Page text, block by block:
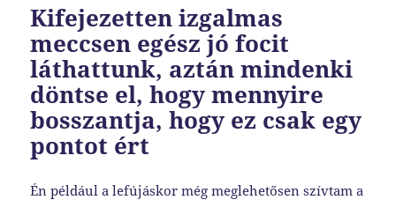
Kifejezetten izgalmas
meccsen egész jó focit
láthattunk, aztán mindenki
döntse el, hogy mennyire
bosszantja, hogy ez csak egy
pontot ért
Én például a lefújáskor még meglehetősen szívtam a